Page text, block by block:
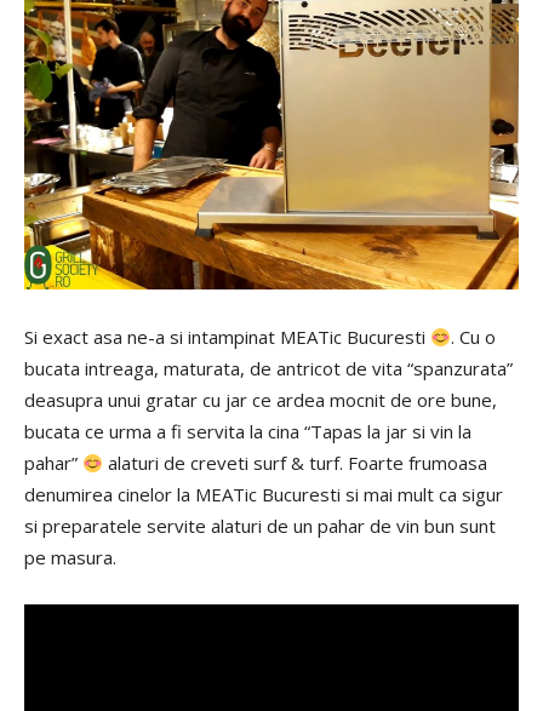
Si exact asa ne-a si intampinat MEATic Bucuresti
. Cu o
bucata intreaga, maturata, de antricot de vita “spanzurata”
deasupra unui gratar cu jar ce ardea mocnit de ore bune,
bucata ce urma a fi servita la cina “Tapas la jar si vin la
pahar”
alaturi de creveti surf & turf. Foarte frumoasa
denumirea cinelor la MEATic Bucuresti si mai mult ca sigur
si preparatele servite alaturi de un pahar de vin bun sunt
pe masura.